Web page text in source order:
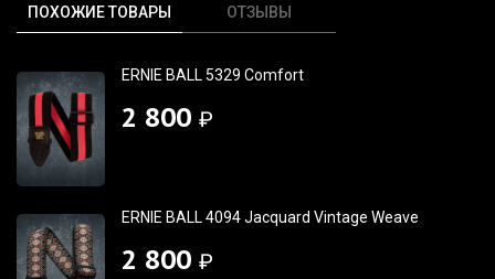
ПОХОЖИЕ ТОВАРЫ ОТЗЫВЫ
ERNIE BALL 5329 Comfort
2 800 ₽
ERNIE BALL 4094 Jacquard Vintage Weave
2 800 ₽